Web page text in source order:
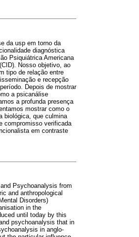
da usp em torno da
diagnóstica
Psiquiátrica Americana
Nosso objetivo, ao
tipo de relação entre
e recepção
Depois de mostrar
a psicanálise
a profunda presença
mostrar como o
biológica, que culmina
compromisso verificada
em contraste
Psychoanalysis from
and anthropological
Disorders)
in the
until today by this
psychoanalysis that in
in anglo-